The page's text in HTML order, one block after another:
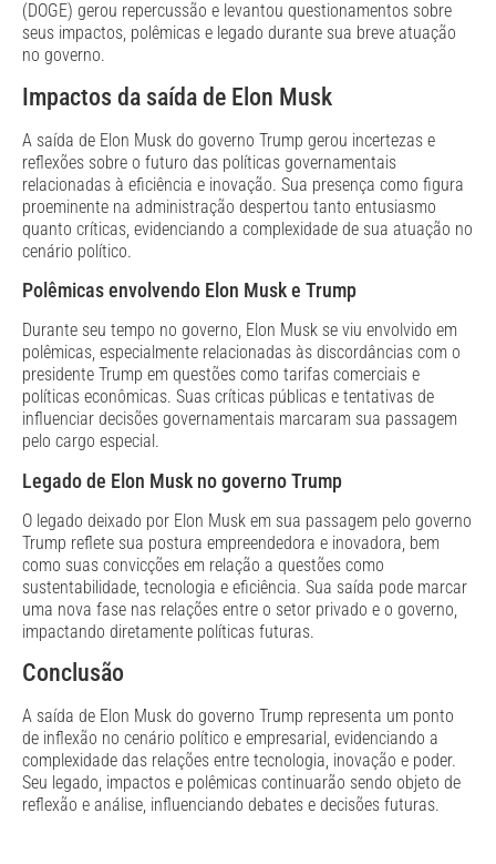
(DOGE) gerou repercussão e levantou questionamentos sobre
seus impactos, polêmicas e legado durante sua breve atuação
no governo.
Impactos da saída de Elon Musk
A saída de Elon Musk do governo Trump gerou incertezas e
reflexões sobre o futuro das políticas governamentais
relacionadas à eficiência e inovação. Sua presença como figura
proeminente na administração despertou tanto entusiasmo
quanto críticas, evidenciando a complexidade de sua atuação no
cenário político.
Polêmicas envolvendo Elon Musk e Trump
Durante seu tempo no governo, Elon Musk se viu envolvido em
polêmicas, especialmente relacionadas às discordâncias com o
presidente Trump em questões como tarifas comerciais e
políticas econômicas. Suas críticas públicas e tentativas de
influenciar decisões governamentais marcaram sua passagem
pelo cargo especial.
Legado de Elon Musk no governo Trump
O legado deixado por Elon Musk em sua passagem pelo governo
Trump reflete sua postura empreendedora e inovadora, bem
como suas convicções em relação a questões como
sustentabilidade, tecnologia e eficiência. Sua saída pode marcar
uma nova fase nas relações entre o setor privado e o governo,
impactando diretamente políticas futuras.
Conclusão
A saída de Elon Musk do governo Trump representa um ponto
de inflexão no cenário político e empresarial, evidenciando a
complexidade das relações entre tecnologia, inovação e poder.
Seu legado, impactos e polêmicas continuarão sendo objeto de
reflexão e análise, influenciando debates e decisões futuras.